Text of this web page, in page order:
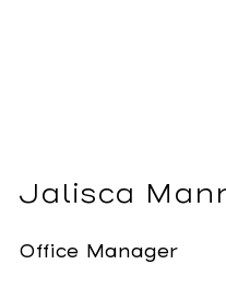
Office Manager
Jalisca